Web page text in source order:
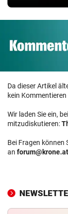
Da dieser Artikel
kein
Wir laden Sie ein,
mitzudiskutieren:
Bei Fragen können
an forum@krone.at